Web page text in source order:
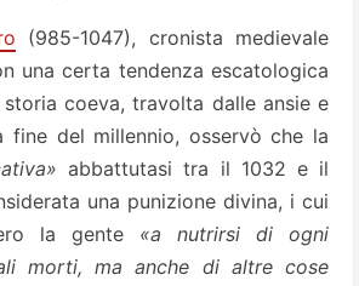
(985-1047), cronista medievale
una certa tendenza escatologica
coeva, travolta dalle ansie e
fine del millennio, osservò che la
abbattutasi tra il 1032 e il
una punizione divina, i cui
la gente «a nutrirsi di ogni
morti, ma anche di altre cose